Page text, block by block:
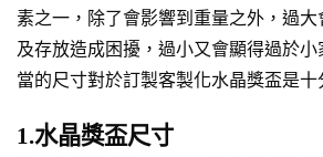
素之一，除了會影響到重量之外，過
及存放造成困擾，過小又會顯得過於
當的尺寸對於訂製客製化水晶獎盃是十
1.水晶獎盃尺寸